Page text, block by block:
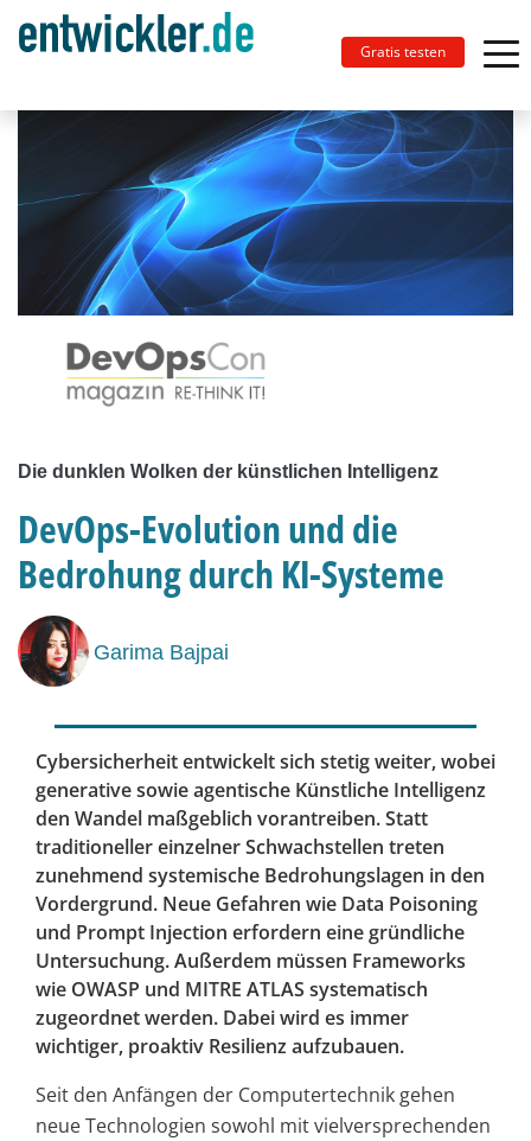
Gratis testen
Die dunklen Wolken der künstlichen Intelligenz
DevOps-Evolution und die
Bedrohung durch KI-Systeme
Garima Bajpai
Cybersicherheit entwickelt sich stetig weiter, wobei
generative sowie agentische Künstliche Intelligenz
den Wandel maßgeblich vorantreiben. Statt
traditioneller einzelner Schwachstellen treten
zunehmend systemische Bedrohungslagen in den
Vordergrund. Neue Gefahren wie Data Poisoning
und Prompt Injection erfordern eine gründliche
Untersuchung. Außerdem müssen Frameworks
wie OWASP und MITRE ATLAS systematisch
zugeordnet werden. Dabei wird es immer
wichtiger, proaktiv Resilienz aufzubauen.
Seit den Anfängen der Computertechnik gehen
neue Technologien sowohl mit vielversprechenden